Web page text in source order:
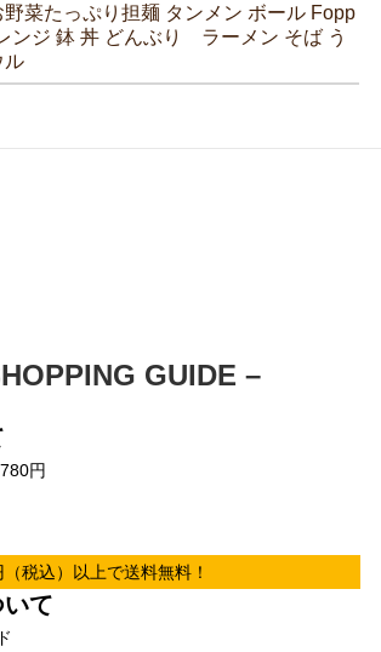
菜たっぷり担麺 タンメン ボール Fopp
ンジ 鉢 丼 どんぶり ラーメン そば う
ル
GUIDE –
円
税込）以上で送料無料！
て